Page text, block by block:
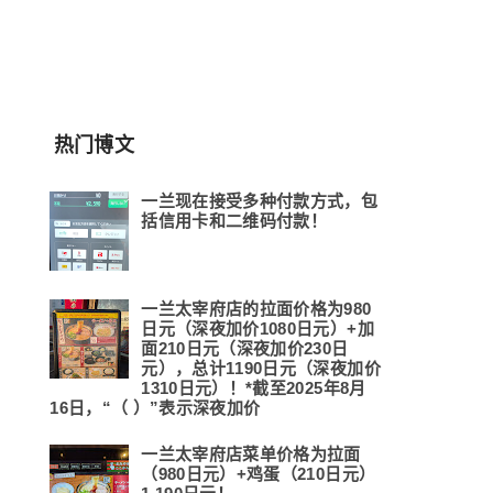
热门博文
一兰现在接受多种付款方式，包
括信用卡和二维码付款！
一兰太宰府店的拉面价格为980
日元（深夜加价1080日元）+加
面210日元（深夜加价230日
元），总计1190日元（深夜加价
1310日元）！*截至2025年8月
16日，“（ ）”表示深夜加价
一兰太宰府店菜单价格为拉面
（980日元）+鸡蛋（210日元）